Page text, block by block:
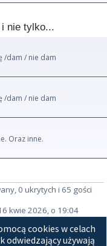
i nie tylko...
/dam / nie dam
/dam / nie dam
Oraz inne.
0 ukrytych i 65 gości
kwie 2026, o 19:04
cookies w celach
odwiedzający używają